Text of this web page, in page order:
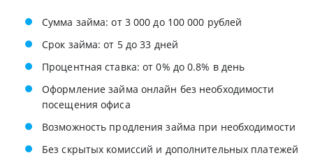
Сумма займа: от 3 000 до 100 000 рублей
Срок займа: от 5 до 33 дней
Процентная ставка: от 0% до 0.8% в день
Оформление займа онлайн без необходимости
посещения офиса
Возможность продления займа при необходимости
Без скрытых комиссий и дополнительных платежей